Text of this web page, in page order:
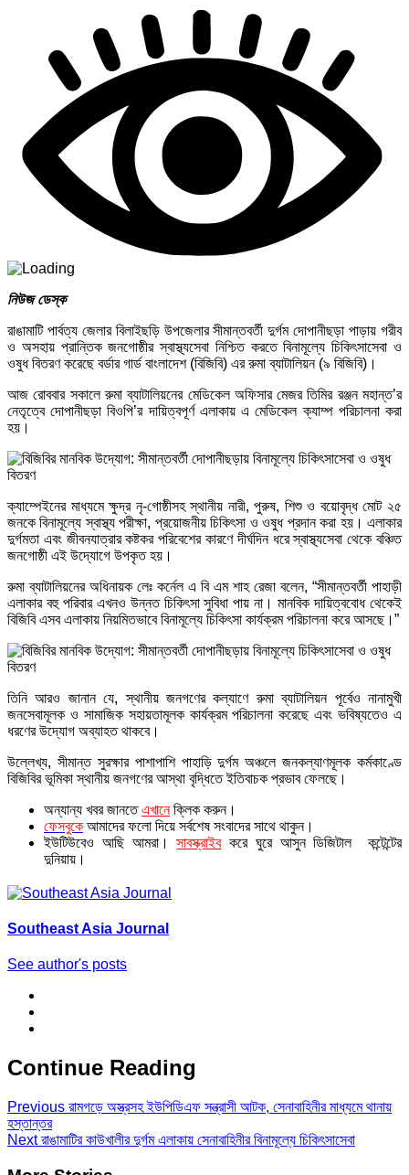
নিউজ ডেস্ক
রাঙামাটি পার্বত্য জেলার বিলাইছড়ি উপজেলার সীমান্তবর্তী দুর্গম দোপানীছড়া পাড়ায় গরীব
ও অসহায় প্রান্তিক জনগোষ্ঠীর স্বাস্থ্যসেবা নিশ্চিত করতে বিনামূল্যে চিকিৎসাসেবা ও
ওষুধ বিতরণ করেছে বর্ডার গার্ড বাংলাদেশ (বিজিবি) এর রুমা ব্যাটালিয়ন (৯ বিজিবি)।
আজ রোববার সকালে রুমা ব্যাটালিয়নের মেডিকেল অফিসার মেজর তিমির রঞ্জন মহান্ত’র
নেতৃত্বে দোপানীছড়া বিওপি’র দায়িত্বপূর্ণ এলাকায় এ মেডিকেল ক্যাম্প পরিচালনা করা
হয়।
ক্যাম্পেইনের মাধ্যমে ক্ষুদ্র নৃ-গোষ্ঠীসহ স্থানীয় নারী, পুরুষ, শিশু ও বয়োবৃদ্ধ মোট ২৫
জনকে বিনামূল্যে স্বাস্থ্য পরীক্ষা, প্রয়োজনীয় চিকিৎসা ও ওষুধ প্রদান করা হয়। এলাকার
দুর্গমতা এবং জীবনযাত্রার কষ্টকর পরিবেশের কারণে দীর্ঘদিন ধরে স্বাস্থ্যসেবা থেকে বঞ্চিত
জনগোষ্ঠী এই উদ্যোগে উপকৃত হয়।
রুমা ব্যাটালিয়নের অধিনায়ক লেঃ কর্নেল এ বি এম শাহ রেজা বলেন, “সীমান্তবর্তী পাহাড়ী
এলাকার বহু পরিবার এখনও উন্নত চিকিৎসা সুবিধা পায় না। মানবিক দায়িত্ববোধ থেকেই
বিজিবি এসব এলাকায় নিয়মিতভাবে বিনামূল্যে চিকিৎসা কার্যক্রম পরিচালনা করে আসছে।”
তিনি আরও জানান যে, স্থানীয় জনগণের কল্যাণে রুমা ব্যাটালিয়ন পূর্বেও নানামুখী
জনসেবামূলক ও সামাজিক সহায়তামূলক কার্যক্রম পরিচালনা করেছে এবং ভবিষ্যতেও এ
ধরণের উদ্যোগ অব্যাহত থাকবে।
উল্লেখ্য, সীমান্ত সুরক্ষার পাশাপাশি পাহাড়ি দুর্গম অঞ্চলে জনকল্যাণমূলক কর্মকাণ্ডে
বিজিবির ভূমিকা স্থানীয় জনগণের আস্থা বৃদ্ধিতে ইতিবাচক প্রভাব ফেলছে।
অন্যান্য খবর জানতে এখানে ক্লিক করুন।
ফেসবুকে আমাদের ফলো দিয়ে সর্বশেষ সংবাদের সাথে থাকুন।
ইউটিউবেও আছি আমরা।
সাবস্ক্রাইব করে ঘুরে আসুন ডিজিটাল কন্টেন্টের
দুনিয়ায়।
Southeast Asia Journal
See author's posts
Continue Reading
Previous রামগড়ে অস্ত্রসহ ইউপিডিএফ সন্ত্রাসী আটক, সেনাবাহিনীর মাধ্যমে থানায়
হস্তান্তর
Nextরাঙামাটির কাউখালীর দুর্গম এলাকায় সেনাবাহিনীর বিনামূল্যে চিকিৎসাসেবা